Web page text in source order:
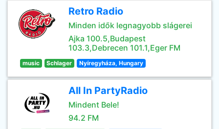
Retro Radio
Minden idők legnagyobb slágerei
Ajka 100.5,Budapest
103.3,Debrecen 101.1,Eger FM
music Schlager Nyíregyháza, Hungary
All In PartyRadio
Mindent Bele!
94.2 FM